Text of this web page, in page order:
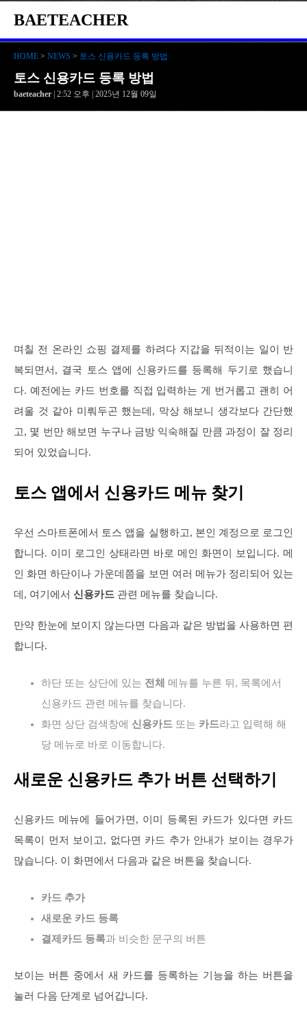
BAETEACHER
HOME > NEWS > 토스 신용카드 등록 방법
토스 신용카드 등록 방법
baeteacher | 2:52 오후 | 2025년 12월 09일
며칠 전 온라인 쇼핑 결제를 하려다 지갑을 뒤적이는 일이 반
복되면서, 결국 토스 앱에 신용카드를 등록해 두기로 했습니
다. 예전에는 카드 번호를 직접 입력하는 게 번거롭고 괜히 어
려울 것 같아 미뤄두곤 했는데, 막상 해보니 생각보다 간단했
고, 몇 번만 해보면 누구나 금방 익숙해질 만큼 과정이 잘 정리
되어 있었습니다.
토스 앱에서 신용카드 메뉴 찾기
우선 스마트폰에서 토스 앱을 실행하고, 본인 계정으로 로그인
합니다. 이미 로그인 상태라면 바로 메인 화면이 보입니다. 메
인 화면 하단이나 가운데쯤을 보면 여러 메뉴가 정리되어 있는
데, 여기에서 신용카드 관련 메뉴를 찾습니다.
만약 한눈에 보이지 않는다면 다음과 같은 방법을 사용하면 편
합니다.
하단 또는 상단에 있는 전체
메뉴를 누른 뒤, 목록에서
신용카드 관련 메뉴를 찾습니다.
화면 상단 검색창에 신용카드 또는 카드라고 입력해 해
당 메뉴로 바로 이동합니다.
새로운 신용카드 추가 버튼 선택하기
신용카드 메뉴에 들어가면, 이미 등록된 카드가 있다면 카드
목록이 먼저 보이고, 없다면 카드 추가 안내가 보이는 경우가
많습니다. 이 화면에서 다음과 같은 버튼을 찾습니다.
카드 추가
새로운 카드 등록
결제카드 등록과 비슷한 문구의 버튼
보이는 버튼 중에서 새 카드를 등록하는 기능을 하는 버튼을
눌러 다음 단계로 넘어갑니다.